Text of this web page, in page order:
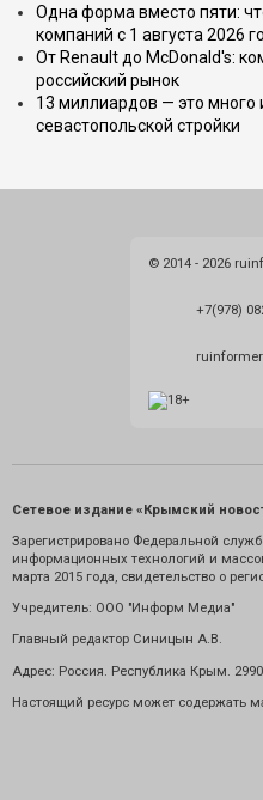
Одна форма вместо пяти:
компаний с 1 августа 2026
От Renault до McDonald's:
российский рынок
13 миллиардов — это много
севастопольской стройки
© 2014 - 2026
+7(978)
Сетевое издание «Крымский
Зарегистрировано Федеральной
информационных технологий и
марта 2015 года, свидетельство о
Учредитель: ООО "Информ Медиа"
Главный редактор Синицын А.В.
Адрес: Россия. Республика Крым.
Настоящий ресурс может содержать